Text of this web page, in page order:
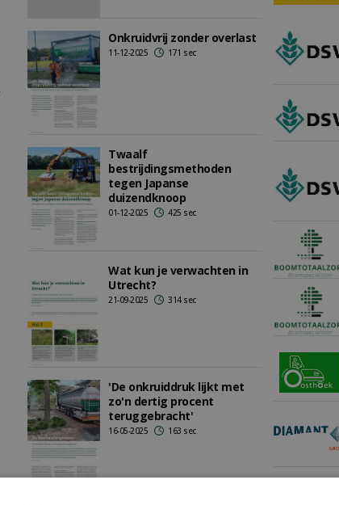
Onkruidvrij zonder overlast
11-12-2025 171 sec
Twaalf
bestrijdingsmethoden
tegen Japanse
duizendknoop
01-12-2025 425 sec
Wat kun je verwachten in
Utrecht?
21-09-2025 314 sec
'De onkruiddruk lijkt met
zo'n dertig procent
teruggebracht'
16-05-2025 163 sec